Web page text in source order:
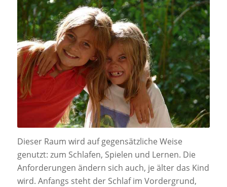
Dieser Raum wird auf gegensätzliche Weise
genutzt: zum Schlafen, Spielen und Lernen. Die
Anforderungen ändern sich auch, je älter das Kind
wird. Anfangs steht der Schlaf im Vordergrund,